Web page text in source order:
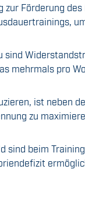
zur Förderung
sind
mehrmals pro
ist neben
zu
sind beim